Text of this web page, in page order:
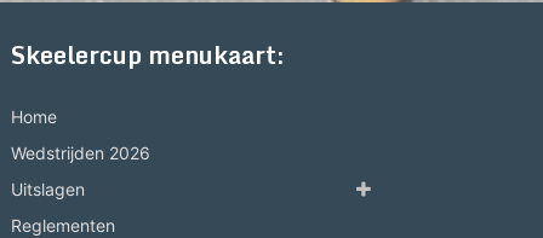
Skeelercup menukaart:
Home
Wedstrijden 2026
Uitslagen
Reglementen